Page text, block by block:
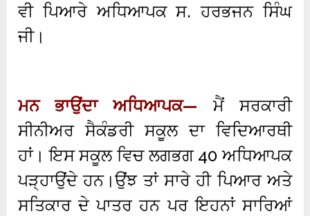
ਵੀ ਪਿਆਰੇ ਅਧਿਆਪਕ ਸ. ਹਰਭਜਨ ਸਿੰਘ
ਜੀ।
ਮਨ ਭਾਉਂਦਾ ਅਧਿਆਪਕ— ਮੈਂ ਸਰਕਾਰੀ
ਸੀਨੀਅਰ ਸੈਕੰਡਰੀ ਸਕੂਲ ਦਾ ਵਿਦਿਆਰਥੀ
ਹਾਂ। ਇਸ ਸਕੂਲ ਵਿਚ ਲਗਭਗ 40 ਅਧਿਆਪਕ
ਪੜ੍ਹਾਉਂਦੇ ਹਨ।ਉਂਝ ਤਾਂ ਸਾਰੇ ਹੀ ਪਿਆਰ ਅਤੇ
ਸਤਿਕਾਰ ਦੇ ਪਾਤਰ ਹਨ ਪਰ ਇਹਨਾਂ ਸਾਰਿਆਂ